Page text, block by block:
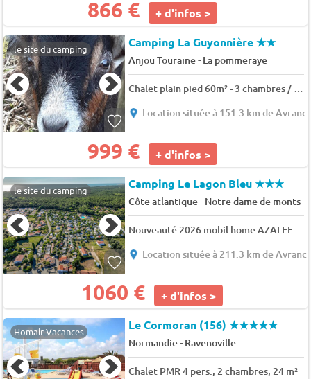
866 € + d'infos >
le site du camping Camping La Guyonnière★★
Anjou Touraine- La pommeraye
Chalet plain pied 60m² - 3 chambres / terrasse semi-couverte 6 pers.
Location située à 151.3 km de
999 € + d'infos >
le site du camping Camping Le Lagon Bleu★★★
Côte atlantique- Notre dame de monts
Nouveauté 2026 mobil home AZALEE 4 PERSONNES 2 CHAMBRES 4 pers.
Location située à 211.3 km de
1060 € + d'infos >
Homair Vacances Le Cormoran (156)★★★★★
Normandie- Ravenoville
Chalet PMR 4 pers., 2 chambres, 24 m²